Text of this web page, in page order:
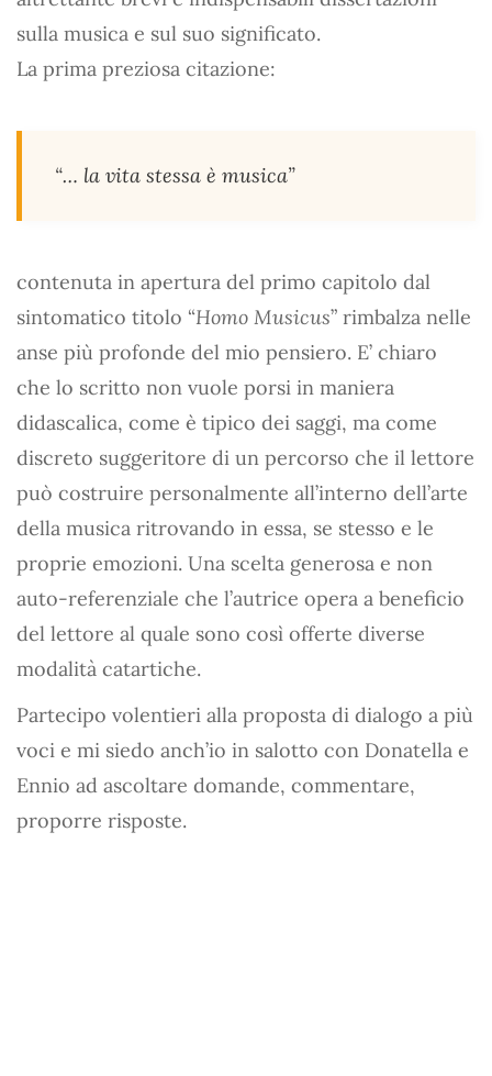
sulla musica e sul suo significato.
La prima preziosa citazione:
“… la vita stessa è musica”
contenuta in apertura del primo capitolo dal
sintomatico titolo “Homo Musicus” rimbalza nelle
anse più profonde del mio pensiero. E’ chiaro
che lo scritto non vuole porsi in maniera
didascalica, come è tipico dei saggi, ma come
discreto suggeritore di un percorso che il lettore
può costruire personalmente all’interno dell’arte
della musica ritrovando in essa, se stesso e le
proprie emozioni. Una scelta generosa e non
auto-referenziale che l’autrice opera a beneficio
del lettore al quale sono così offerte diverse
modalità catartiche.
Partecipo volentieri alla proposta di dialogo a più
voci e mi siedo anch’io in salotto con Donatella e
Ennio ad ascoltare domande, commentare,
proporre risposte.